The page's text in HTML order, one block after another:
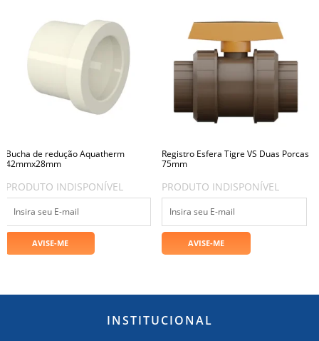
Bucha de redução Aquatherm
42mmx28mm
PRODUTO INDISPONÍVEL
Registro Esfera Tigre VS Duas Porcas
75mm
PRODUTO INDISPONÍVEL
INSTITUCIONAL